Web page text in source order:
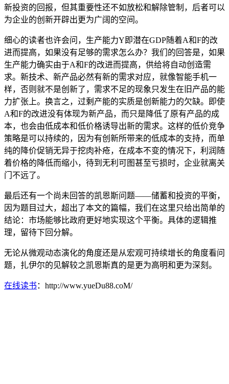
新投资的回报，但其重要性还不如放松和解除管制，后者可以
为企业的创新开辟出更为广阔的空间。
细心的读者也许会问，生产能力Y即潜在GDP随着A和F的改
进而提高，如果没有足够的需求怎么办？我们的回答是，如果
生产能力确实由于A和F的改进而提高，供给将自动创造需
求。新技术、新产品必然有新的需求对应，就像智能手机一
样，否则就不是创新了，需求不足的现象只发生在旧产品的能
力扩张上。换言之，过剩产能的实质是创新能力的欠缺。即使
A和F的改进没有体现为新产品，而只是降低了原有产品的成
本，也会由低成本和低价格诱导出新的需求。这样的低价竞争
策略是可以持续的，因为有创新所带来的低成本的支持，而单
纯的降价促销无异于挖肉补疮，在成本不变的情况下，利润随
着价格的降低而缩小，待到无利可图甚至亏损时，企业就离关
门不远了。
最后还有一个尚未回答的凯恩斯问题——储蓄和投资的平衡，
因为题目过大，超出了本文的篇幅，我们在这里只给出简单的
结论：市场能够比政府更好地实现这个平衡。具体的逻辑推
理，留待下回分解。
无论从微观动态演化的角度还是从宏观可持续增长的角度看问
题，扎伊尔的见解较之凯恩斯真的是更为高明和更为深刻。
在线读书 ：http://www.yueDu88.coM/